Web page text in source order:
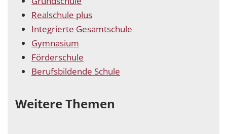
Realschule plus
Integrierte Gesamtschule
Gymnasium
Förderschule
Berufsbildende Schule
Weitere Themen